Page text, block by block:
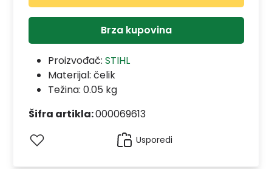
Brza kupovina
Proizvođač: STIHL
Materijal: čelik
Težina: 0.05 kg
Šifra artikla:000069613
Usporedi